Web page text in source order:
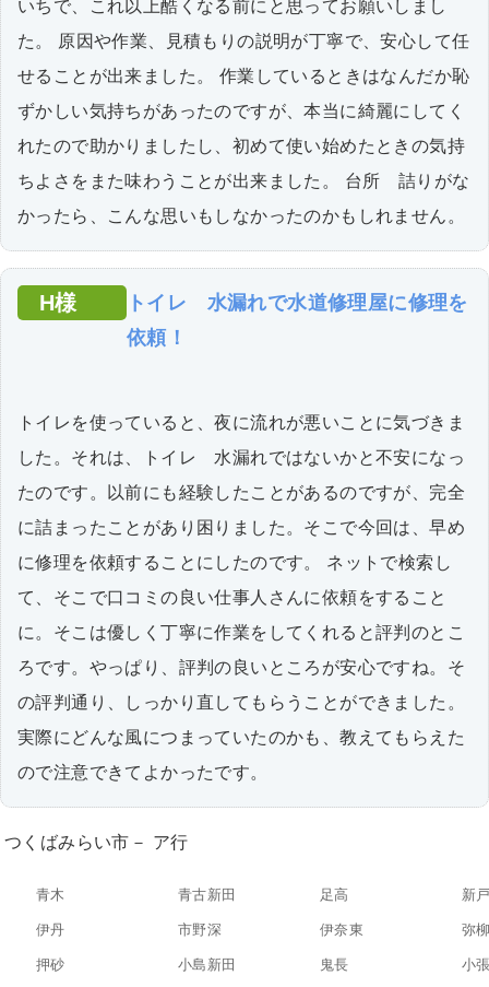
いちで、これ以上酷くなる前にと思ってお願いしまし
た。 原因や作業、見積もりの説明が丁寧で、安心して任
せることが出来ました。 作業しているときはなんだか恥
ずかしい気持ちがあったのですが、本当に綺麗にしてく
れたので助かりましたし、初めて使い始めたときの気持
ちよさをまた味わうことが出来ました。 台所 詰りがな
かったら、こんな思いもしなかったのかもしれません。
トイレ 水漏れで水道修理屋に修理を
依頼！
H様
トイレを使っていると、夜に流れが悪いことに気づきま
した。それは、トイレ 水漏れではないかと不安になっ
たのです。以前にも経験したことがあるのですが、完全
に詰まったことがあり困りました。そこで今回は、早め
に修理を依頼することにしたのです。 ネットで検索し
て、そこで口コミの良い仕事人さんに依頼をすること
に。そこは優しく丁寧に作業をしてくれると評判のとこ
ろです。やっぱり、評判の良いところが安心ですね。そ
の評判通り、しっかり直してもらうことができました。
実際にどんな風につまっていたのかも、教えてもらえた
ので注意できてよかったです。
つくばみらい市－ ア行
青木 青古新田 足高 新
伊丹 市野深 伊奈東 弥
押砂 小島新田 鬼長 小